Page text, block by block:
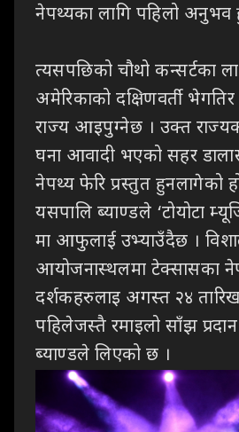
नेपथ्यका लागि पहिलो अनुभव
त्यसपछिको चौथो कन्सर्टका
अमेरिकाको दक्षिणवर्ती
राज्य आइपुग्नेछ । उक्त
घना आवादी भएको सहर
नेपथ्य फेरि प्रस्तुत हुनलागेको
यसपालि ब्याण्डले ‘टोयोटा
मा आफुलाई उभ्याउँदैछ ।
आयोजनास्थलमा टेक्सासका
दर्शकहरुलाइ अगस्त २४
पहिलेजस्तै रमाइलो साँझ
ब्याण्डले लिएको छ ।